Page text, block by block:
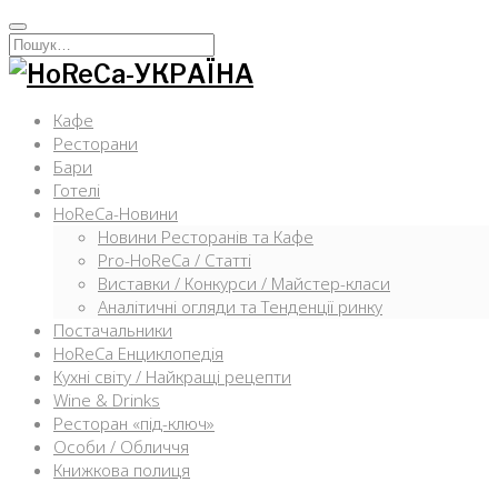
Перейти
к
содержимому
Искать:
Кафе
Ресторани
Бари
Готелі
HoReCa-Новини
Новини Ресторанів та Кафе
Pro-HoReCa / Статті
Виставки / Конкурси / Майстер-класи
Аналітичні огляди та Тенденції ринку
Постачальники
HoReCa Енциклопедія
Кухні світу / Найкращі рецепти
Wine & Drinks
Ресторан «під-ключ»
Особи / Обличчя
Книжкова полиця